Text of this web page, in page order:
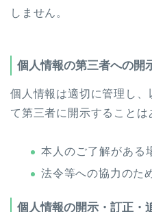
しません。
個人情報の第三者への開
個人情報は適切に管理し
て第三者に開示することは
本人のご了解がある
法令等への協力のた
個人情報の開示・訂正・